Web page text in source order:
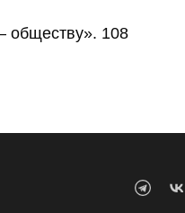
обществу». 108